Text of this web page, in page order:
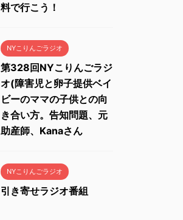
料で行こう！
NYこりんごラジオ
第328回NYこりんごラジ
オ(障害児と卵子提供ベイ
ビーのママの子供との向
き合い方。告知問題、元
助産師、Kanaさん
NYこりんごラジオ
引き寄せラジオ番組